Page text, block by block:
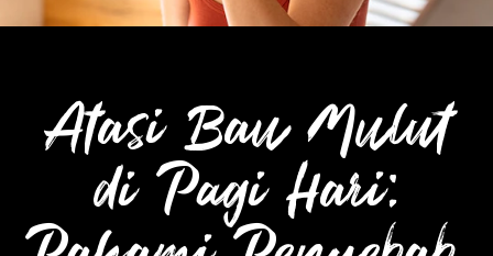
Atasi Bau Mulut
di Pagi Hari: